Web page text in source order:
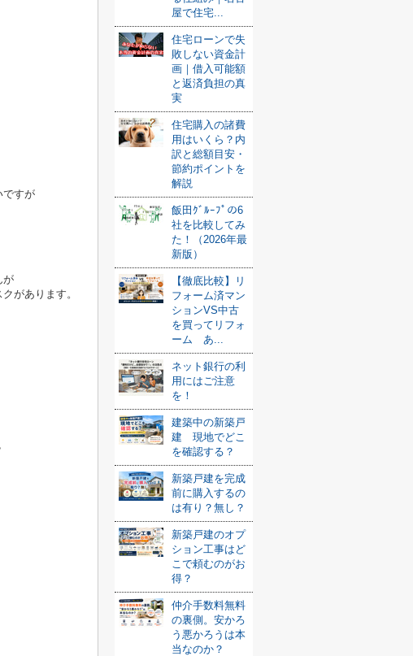
ですが
が
があります。
屋で住宅...
住宅ローンで失
敗しない資金計
画｜借入可能額
と返済負担の真
実
住宅購入の諸費
用はいくら？内
訳と総額目安・
節約ポイントを
解説
飯田ｸﾞﾙｰﾌﾟの6
社を比較してみ
た！（2026年最
新版）
【徹底比較】リ
フォーム済マン
ションVS中古
を買ってリフォ
ーム あ...
ネット銀行の利
用にはご注意
を！
建築中の新築戸
建 現地でどこ
を確認する？
新築戸建を完成
前に購入するの
は有り？無し？
新築戸建のオプ
ション工事はど
こで頼むのがお
得？
仲介手数料無料
の裏側。安かろ
う悪かろうは本
当なのか？